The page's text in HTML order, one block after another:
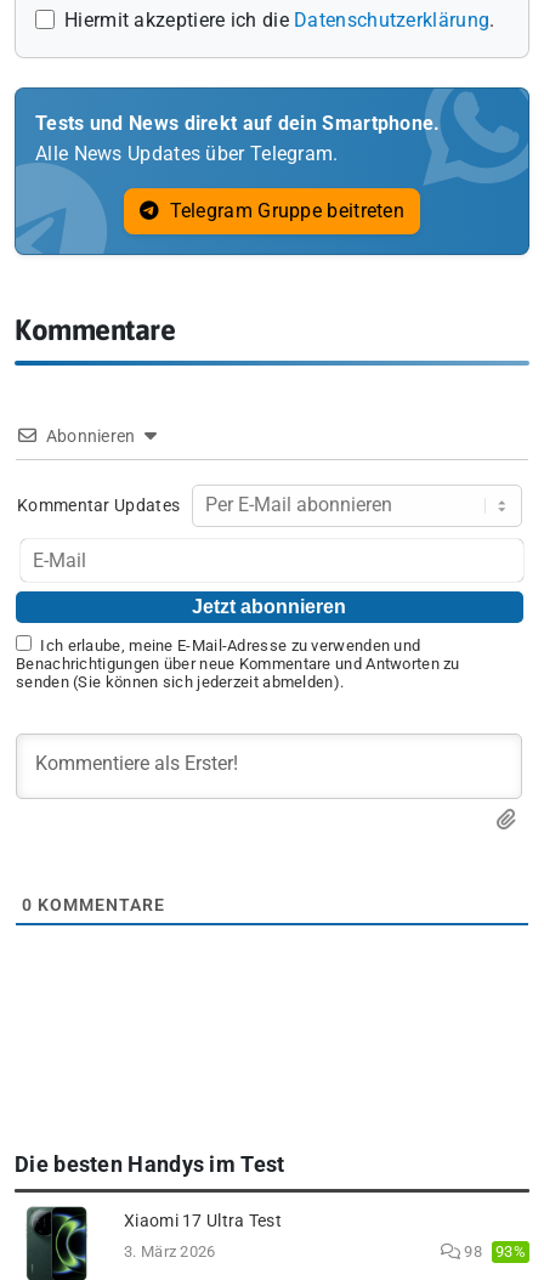
Hiermit akzeptiere ich die Datenschutzerklärung.
Tests und News direkt auf dein Smartphone.
Alle News Updates über Telegram.
Telegram Gruppe beitreten
Kommentare
Abonnieren
Kommentar Updates
Ich erlaube, meine E-Mail-Adresse zu verwenden und
Benachrichtigungen über neue Kommentare und Antworten zu
senden (Sie können sich jederzeit abmelden).
0 KOMMENTARE
Die besten Handys im Test
Xiaomi 17 Ultra Test
3. März 2026 98 93%